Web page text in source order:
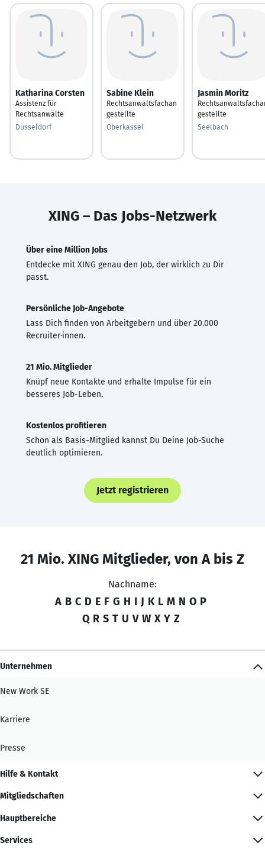
Katharina Corsten
Assistenz für
Rechtsanwälte
Düsseldorf
Sabine Klein
Rechtsanwaltsfachan
gestellte
Oberkassel
Jasmin Moritz
gestellte
Seelbach
XING – Das Jobs-Netzwerk
Über eine Million Jobs
Entdecke mit XING genau den Job, der wirklich zu Dir
passt.
Persönliche Job-Angebote
Lass Dich finden von Arbeitgebern und über 20.000
Recruiter·innen.
21 Mio. Mitglieder
Knüpf neue Kontakte und erhalte Impulse für ein
besseres Job-Leben.
Kostenlos profitieren
Schon als Basis-Mitglied kannst Du Deine Job-Suche
deutlich optimieren.
Jetzt registrieren
21 Mio. XING Mitglieder, von A bis Z
Nachname:
A B C D E F G H I J K L M N O P
Q R S T U V W X Y Z
Unternehmen
New Work SE
Karriere
Presse
Hilfe & Kontakt
Mitgliedschaften
Hauptbereiche
Services